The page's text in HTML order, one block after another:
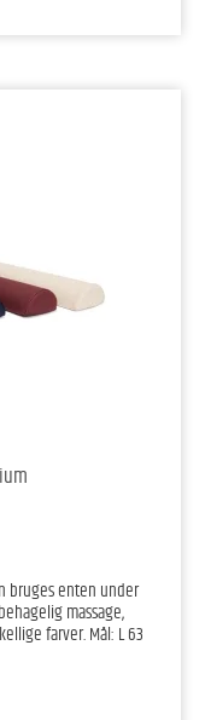
bruges enten under
massage,
farver. Mål: L 63